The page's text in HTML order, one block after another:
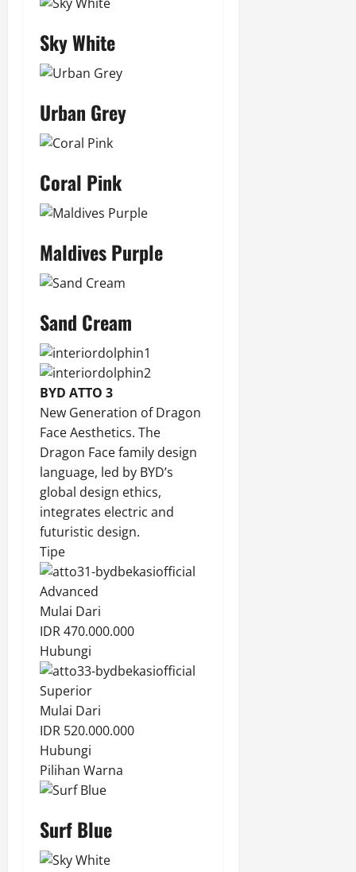
Sky White
Urban Grey
Coral Pink
Maldives Purple
Sand Cream
BYD ATTO 3
New Generation of Dragon
Face Aesthetics. The
Dragon Face family design
language, led by BYD’s
global design ethics,
integrates electric and
futuristic design.
Tipe
Advanced
Mulai Dari
IDR 470.000.000
Hubungi
Superior
Mulai Dari
IDR 520.000.000
Hubungi
Pilihan Warna
Surf Blue